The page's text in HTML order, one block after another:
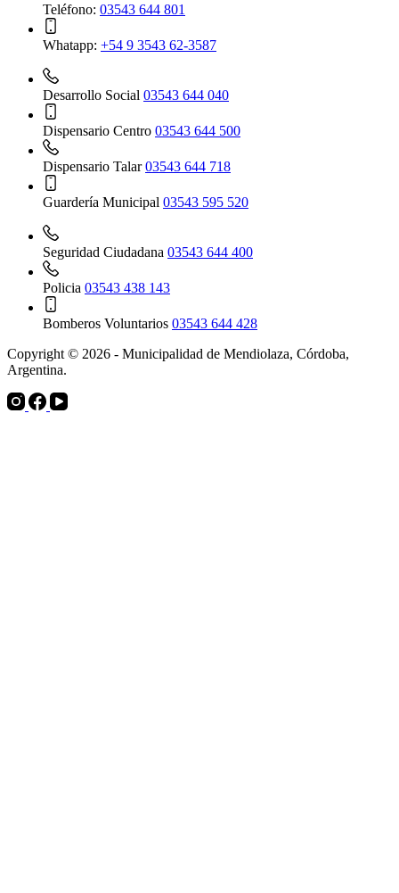
Teléfono: 03543 644 801
Whatapp: +54 9 3543 62-3587
Desarrollo Social 03543 644 040
Dispensario Centro 03543 644 500
Dispensario Talar03543 644 718
Guardería Municipal 03543 595 520
Seguridad Ciudadana 03543 644 400
Policia 03543 438 143
Bomberos Voluntarios 03543 644 428
Copyright © 2026 - Municipalidad de Mendiolaza, Córdoba,
Argentina.